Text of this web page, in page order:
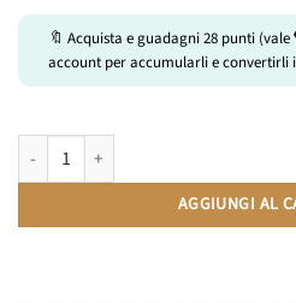
🔖 Acquista e guadagni28 punti (vale
account per accumularli e convertirli
Camomilla | Compatibili Lavazza A
AGGIUNGI AL